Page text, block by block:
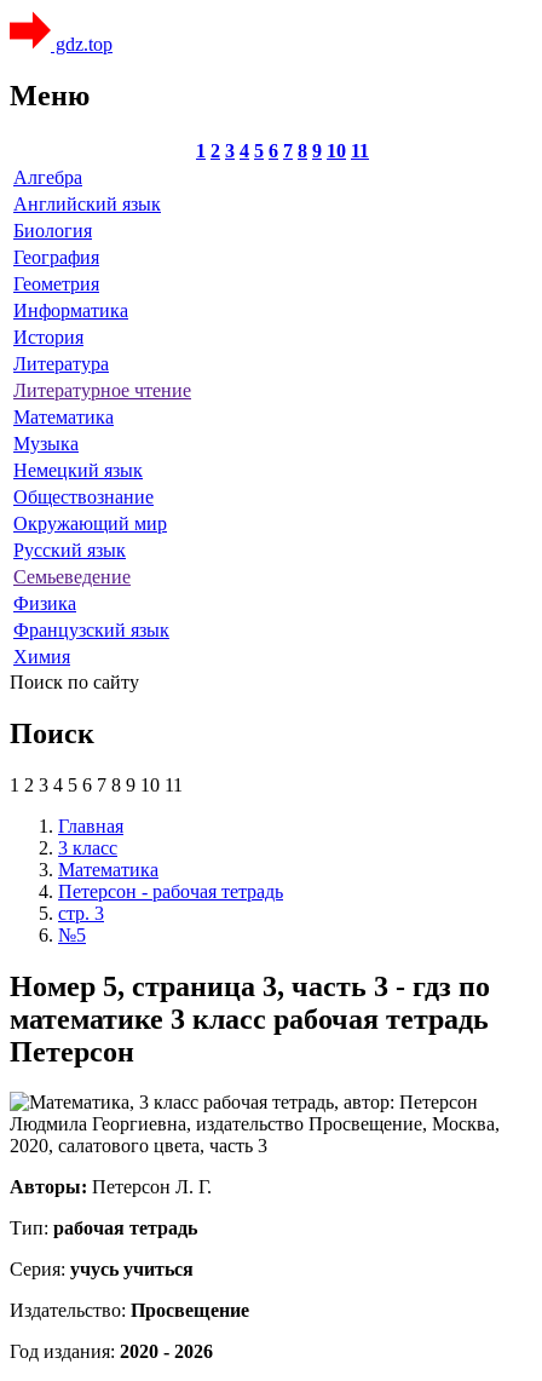
gdz.top
Меню
1 2 3 4 5 6 7 8 9 10 11
Алгебра
Английский язык
Биология
География
Геометрия
Информатика
История
Литература
Литературное чтение
Математика
Музыка
Немецкий язык
Обществознание
Окружающий мир
Русский язык
Семьеведение
Физика
Французский язык
Химия
Поиск по сайту
Поиск
1 2 3 4 5 6 7 8 9 10 11
Главная
3 класс
Математика
Петерсон - рабочая тетрадь
стр. 3
№5
Номер 5, страница 3, часть 3 - гдз по
математике 3 класс рабочая тетрадь
Петерсон
Авторы: Петерсон Л. Г.
Тип: рабочая тетрадь
Серия: учусь учиться
Издательство: Просвещение
Год издания: 2020 - 2026